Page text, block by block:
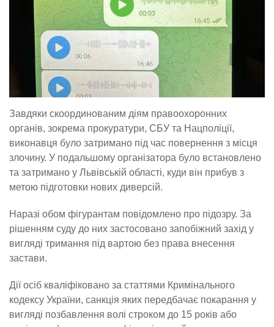
Завдяки скоординованим діям правоохоронних
органів, зокрема прокуратури, СБУ та Нацполіції,
виконавця було затримано під час повернення з місця
злочину. У подальшому організатора було встановлено
та затримано у Львівській області, куди він прибув з
метою підготовки нових диверсій.
Наразі обом фігурантам повідомлено про підозру. За
рішенням суду до них застосовано запобіжний захід у
вигляді тримання під вартою без права внесення
застави.
Дії осіб кваліфіковано за статтями Кримінального
кодексу України, санкція яких передбачає покарання у
вигляді позбавлення волі строком до 15 років або